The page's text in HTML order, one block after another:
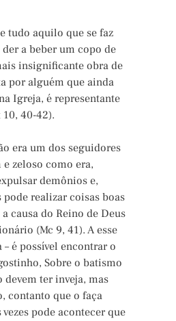
tudo aquilo que se faz
a beber um copo de
insignificante obra de
por alguém que ainda
Igreja, é representante
40-42).
era um dos seguidores
zeloso como era,
demônios e,
realizar coisas boas
causa do Reino de Deus
(Mc 9, 41). A esse
é possível encontrar o
Sobre o batismo
devem ter inveja, mas
contanto que o faça
pode acontecer que